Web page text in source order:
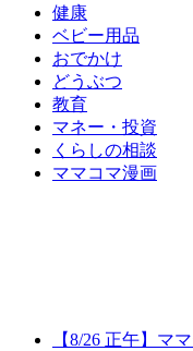
健康
ベビー用品
おでかけ
どうぶつ
教育
マネー・投資
くらしの相談
ママコマ漫画
【8/26 正午】マ